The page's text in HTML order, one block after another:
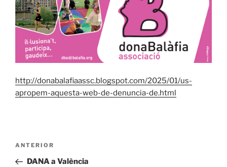
http://donabalafiaassc.blogspot.com/2025/01/us-
apropem-aquesta-web-de-denuncia-de.html
Navegació
Entrada
anterior
ANTERIOR
DANA a València